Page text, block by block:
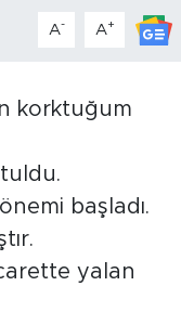
A- A+
korktuğum
başladı.
yalan